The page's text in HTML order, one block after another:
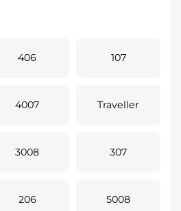
406 107
4007 Traveller
3008 307
206 5008